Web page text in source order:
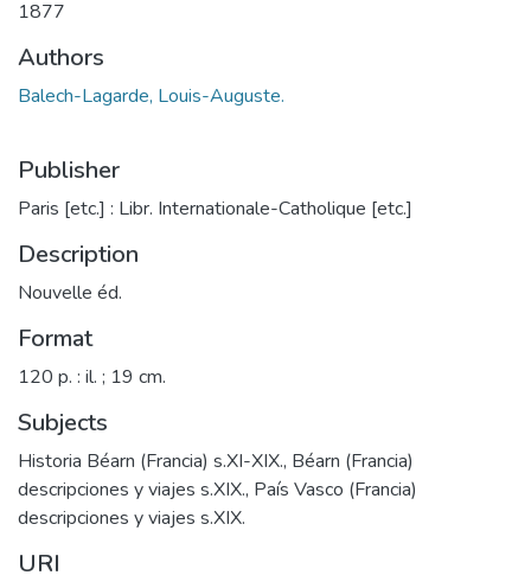
1877
Authors
Balech-Lagarde, Louis-Auguste.
Publisher
Paris [etc.] : Libr. Internationale-Catholique [etc.]
Description
Nouvelle éd.
Format
120 p. : il. ; 19 cm.
Subjects
Historia Béarn (Francia) s.XI-XIX., Béarn (Francia)
descripciones y viajes s.XIX., País Vasco (Francia)
descripciones y viajes s.XIX.
URI